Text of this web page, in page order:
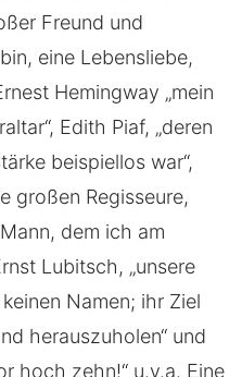
Freund und
eine Lebensliebe,
Hemingway „mein
Edith Piaf, „deren
beispiellos war“,
großen Regisseure,
dem ich am
Lubitsch, „unsere
Namen; ihr Ziel
herauszuholen“ und
hoch zehn!“ u.v.a. Eine